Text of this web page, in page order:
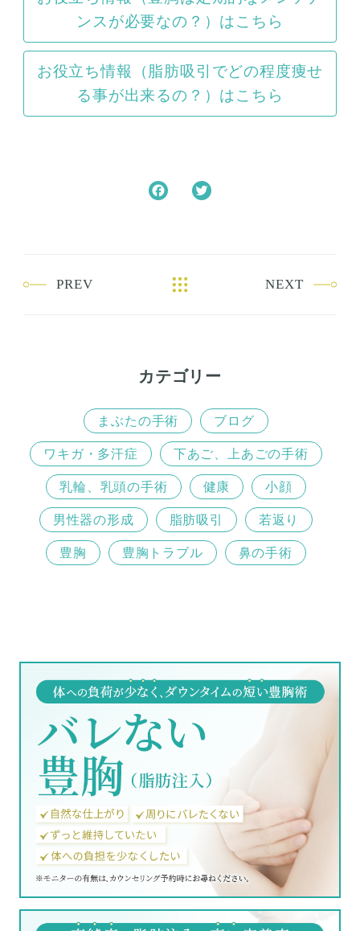
ンスが必要なの？）はこちら
お役立ち情報（脂肪吸引でどの程度痩せ
る事が出来るの？）はこちら
o
PREV NEXT
カテゴリー
まぶたの手術 ブログ
ワキガ・多汗症 下あご、上あごの手術
乳輪、乳頭の手術 健康 小顔
男性器の形成 脂肪吸引 若返り
豊胸 豊胸トラブル 鼻の手術